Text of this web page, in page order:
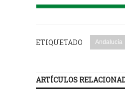
ETIQUETADO Andalucía
ARTÍCULOS